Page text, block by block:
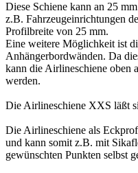
Diese Schiene kann an 25
z.B. Fahrzeugeinrichtungen
Profilbreite von 25 mm.
Eine weitere Möglichkeit ist
Anhängerbordwänden. Da
kann die Airlineschiene oben
werden.
Die Airlineschiene XXS läßt
Die Airlineschiene als
und kann somit z.B. mit
gewünschten Punkten selbst